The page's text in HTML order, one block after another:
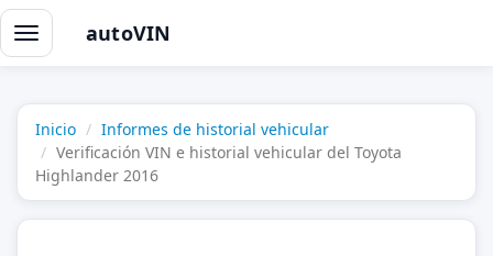
Alternar
navegación
autoVIN
Inicio
Informes de historial vehicular
Verificación VIN e historial vehicular del Toyota
Highlander 2016